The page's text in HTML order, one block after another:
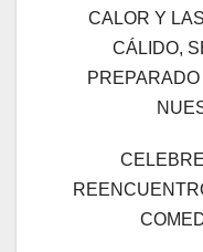
CALOR Y
CÁLIDO,